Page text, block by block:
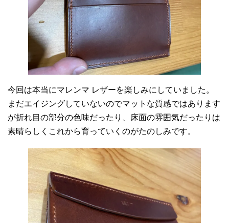
今回は本当にマレンマ レザーを楽しみにしていました。
まだエイジングしていないのでマットな質感ではあります
が折れ目の部分の色味だったり、床面の雰囲気だったりは
素晴らしくこれから育っていくのがたのしみです。